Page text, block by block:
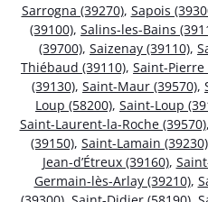
Sarrogna (39270), Sapois
(39100), Salins-les-Bains
(39700), Saizenay (39110),
Thiébaud (39110), Saint-Pierre
(39130), Saint-Maur (39570),
Loup (58200), Saint-Loup
Saint-Laurent-la-Roche (39570),
(39150), Saint-Lamain (39230)
Jean-d’Étreux (39160),
Germain-lès-Arlay (39210),